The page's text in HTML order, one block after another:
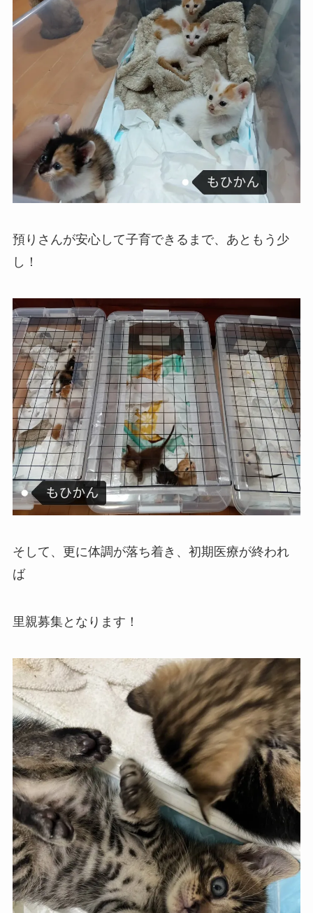
預りさんが安心して子育できるまで、あともう少
し！
そして、更に体調が落ち着き、初期医療が終われ
ば
里親募集となります！